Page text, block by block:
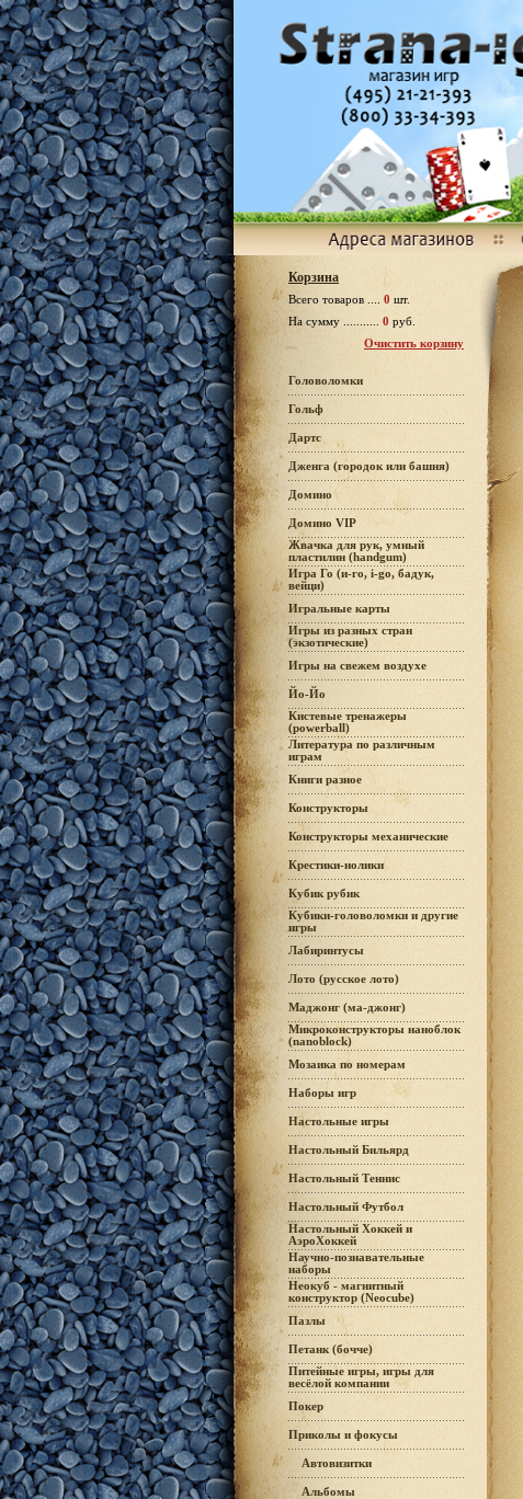
Корзина
Всего товаров .... 0 шт.
На сумму ........... 0 руб.
Очистить корзину
Головоломки
Гольф
Дартс
Дженга (городок или башня)
Домино
Домино VIP
Жвачка для рук, умный
пластилин (handgum)
Игра Го (и-го, i-go, бадук,
вейци)
Игральные карты
Игры из разных стран
(экзотические)
Игры на свежем воздухе
Йо-Йо
Кистевые тренажеры
(powerball)
Литература по различным
играм
Книги разное
Конструкторы
Конструкторы механические
Крестики-нолики
Кубик рубик
Кубики-головоломки и другие
игры
Лабиринтусы
Лото (русское лото)
Маджонг (ма-джонг)
Микроконструкторы наноблок
(nanoblock)
Мозаика по номерам
Наборы игр
Настольные игры
Настольный Бильярд
Настольный Теннис
Настольный Футбол
Настольный Хоккей и
АэроХоккей
Научно-познавательные
наборы
Неокуб - магнитный
конструктор (Neocube)
Пазлы
Петанк (бочче)
Питейные игры, игры для
весёлой компании
Покер
Приколы и фокусы
Автовизитки
Альбомы